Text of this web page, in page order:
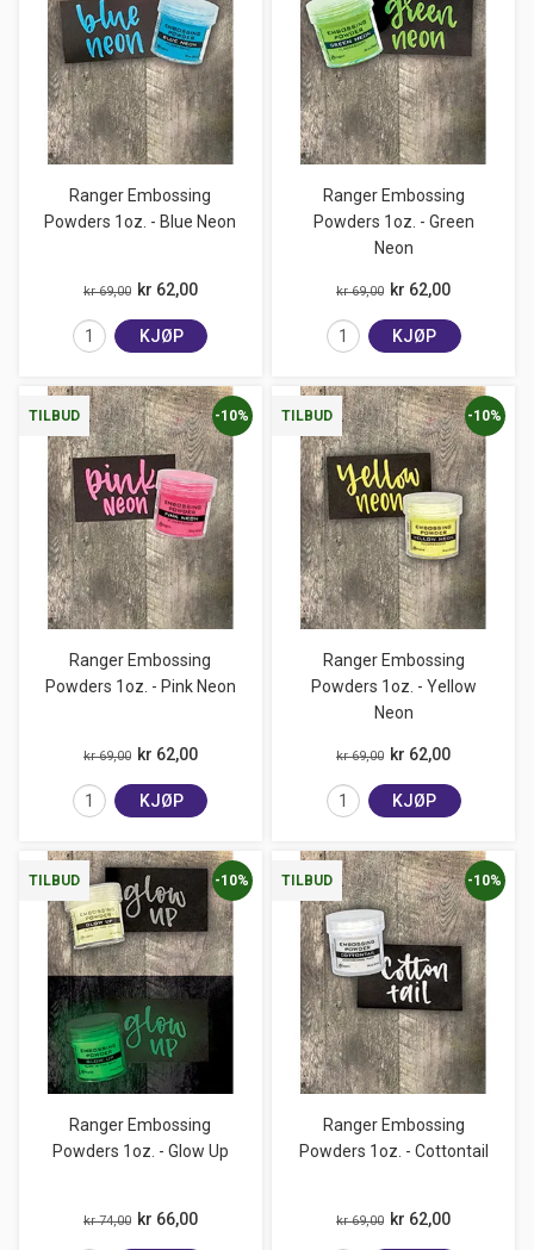
Ranger Embossing
Powders 1oz. - Blue Neon
kr 69,00 kr 62,00
KJØP
Ranger Embossing
Powders 1oz. - Green
Neon
kr 69,00 kr 62,00
KJØP
TILBUD
Ranger Embossing
Powders 1oz. - Pink Neon
-10%
kr 69,00 kr 62,00
KJØP
TILBUD
Ranger Embossing
Powders 1oz. - Yellow
Neon
-10%
kr 69,00 kr 62,00
KJØP
TILBUD
Ranger Embossing
Powders 1oz. - Glow Up
-10%
kr 74,00 kr 66,00
TILBUD
Ranger Embossing
Powders 1oz. - Cottontail
-10%
kr 69,00 kr 62,00